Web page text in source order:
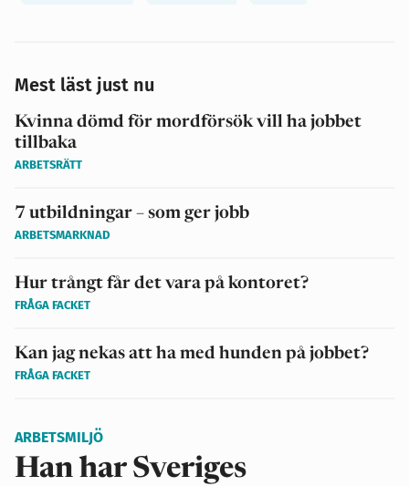
Mest läst just nu
Kvinna dömd för mordförsök vill ha jobbet
tillbaka
ARBETSRÄTT
7 utbildningar – som ger jobb
ARBETSMARKNAD
Hur trångt får det vara på kontoret?
FRÅGA FACKET
Kan jag nekas att ha med hunden på jobbet?
FRÅGA FACKET
ARBETSMILJÖ
Han har Sveriges